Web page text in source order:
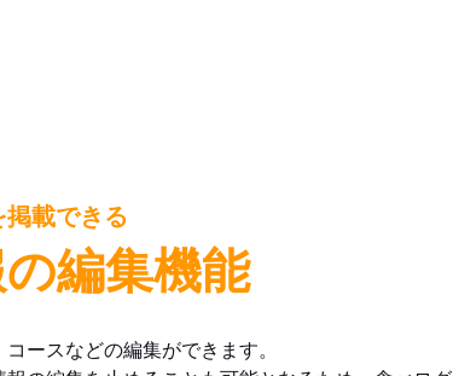
掲載できる
編集機能
ースなどの編集ができます。